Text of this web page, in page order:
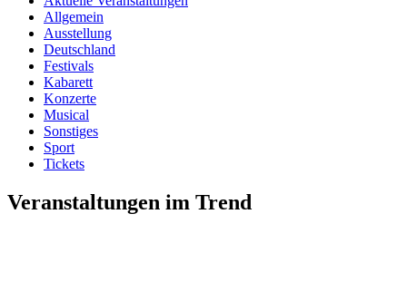
Allgemein
Ausstellung
Deutschland
Festivals
Kabarett
Konzerte
Musical
Sonstiges
Sport
Tickets
Veranstaltungen im Trend